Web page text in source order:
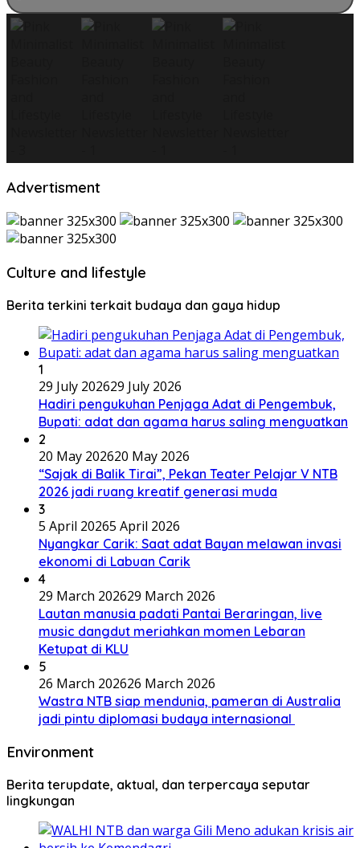
Advertisment
Culture and lifestyle
Berita terkini terkait budaya dan gaya hidup
1
29 July 202629 July 2026
Hadiri pengukuhan Penjaga Adat di Pengembuk,
Bupati: adat dan agama harus saling menguatkan
2
20 May 202620 May 2026
“Sajak di Balik Tirai”, Pekan Teater Pelajar V NTB
2026 jadi ruang kreatif generasi muda
3
5 April 20265 April 2026
Nyangkar Carik: Saat adat Bayan melawan invasi
ekonomi di Labuan Carik
4
29 March 202629 March 2026
Lautan manusia padati Pantai Beraringan, live
music dangdut meriahkan momen Lebaran
Ketupat di KLU
5
26 March 202626 March 2026
Wastra NTB siap mendunia, pameran di Australia
jadi pintu diplomasi budaya internasional
Environment
Berita terupdate, aktual, dan terpercaya seputar
lingkungan